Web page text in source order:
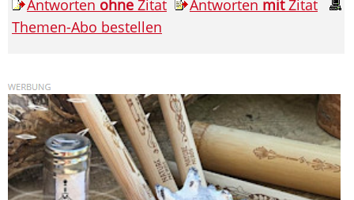
Antworten ohne Zitat Antworten mitZitat
Themen-Abo bestellen